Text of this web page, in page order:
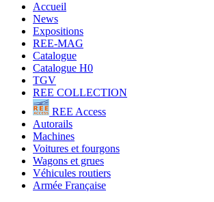
Accueil
News
Expositions
REE-MAG
Catalogue
Catalogue H0
TGV
REE COLLECTION
REE Access
Autorails
Machines
Voitures et fourgons
Wagons et grues
Véhicules routiers
Armée Française